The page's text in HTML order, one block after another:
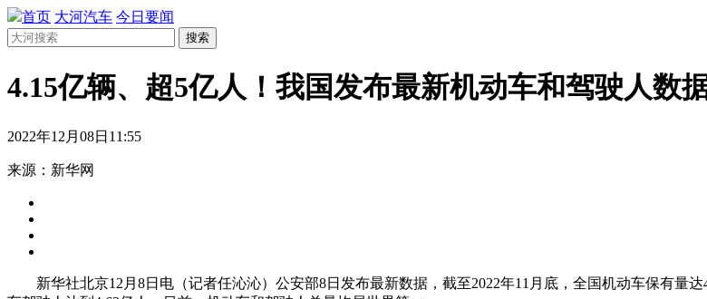
首页 大河汽车 今日要闻
搜索
4.15亿辆、超5亿人！我国发布最新机动车和驾驶人数
2022年12月08日11:55
来源：新华网
新华社北京12月8日电（记者任沁沁）公安部8日发布最新数据，截至2022年11月底，全国机动车保有量